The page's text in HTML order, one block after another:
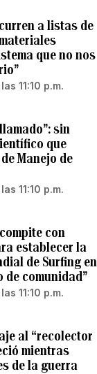
a listas de
que no nos
11:10 p.m.
sin
que
Manejo de
11:10 p.m.
con
establecer la
de Surfing en
de comunidad”
11:10 p.m.
al “recolector
mientras
de la guerra